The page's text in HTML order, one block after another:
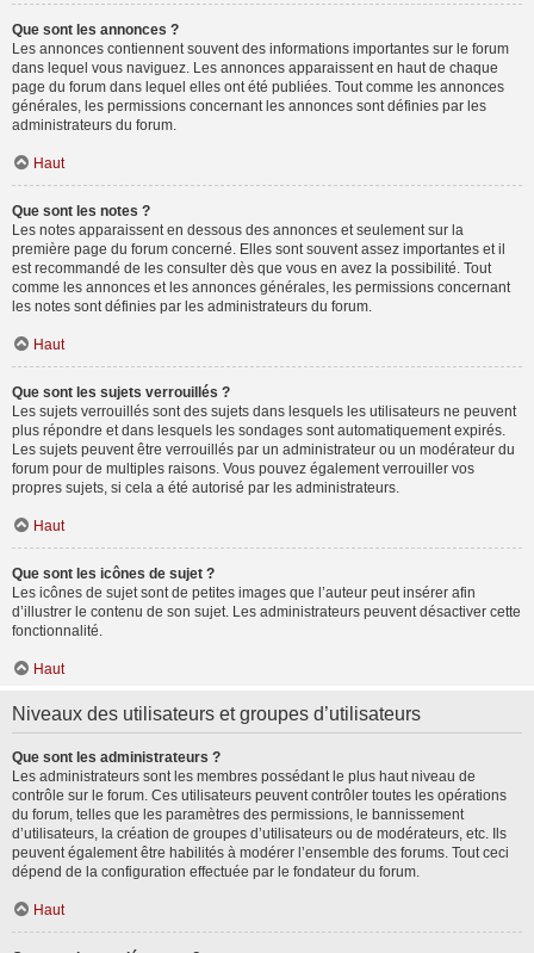
Que sont les annonces ?
Les annonces contiennent souvent des informations importantes sur le forum
dans lequel vous naviguez. Les annonces apparaissent en haut de chaque
page du forum dans lequel elles ont été publiées. Tout comme les annonces
générales, les permissions concernant les annonces sont définies par les
administrateurs du forum.
Haut
Que sont les notes ?
Les notes apparaissent en dessous des annonces et seulement sur la
première page du forum concerné. Elles sont souvent assez importantes et il
est recommandé de les consulter dès que vous en avez la possibilité. Tout
comme les annonces et les annonces générales, les permissions concernant
les notes sont définies par les administrateurs du forum.
Haut
Que sont les sujets verrouillés ?
Les sujets verrouillés sont des sujets dans lesquels les utilisateurs ne peuvent
plus répondre et dans lesquels les sondages sont automatiquement expirés.
Les sujets peuvent être verrouillés par un administrateur ou un modérateur du
forum pour de multiples raisons. Vous pouvez également verrouiller vos
propres sujets, si cela a été autorisé par les administrateurs.
Haut
Que sont les icônes de sujet ?
Les icônes de sujet sont de petites images que l’auteur peut insérer afin
d’illustrer le contenu de son sujet. Les administrateurs peuvent désactiver cette
fonctionnalité.
Haut
Niveaux des utilisateurs et groupes d’utilisateurs
Que sont les administrateurs ?
Les administrateurs sont les membres possédant le plus haut niveau de
contrôle sur le forum. Ces utilisateurs peuvent contrôler toutes les opérations
du forum, telles que les paramètres des permissions, le bannissement
d’utilisateurs, la création de groupes d’utilisateurs ou de modérateurs, etc. Ils
peuvent également être habilités à modérer l’ensemble des forums. Tout ceci
dépend de la configuration effectuée par le fondateur du forum.
Haut